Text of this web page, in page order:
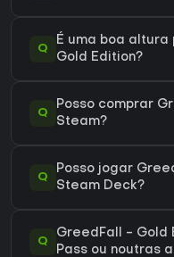
Q
É uma boa
Gold Edition?
Q
Posso comprar
Steam?
Q
Posso jogar
Steam Deck?
Q
GreedFall - Gold
Pass ou noutras